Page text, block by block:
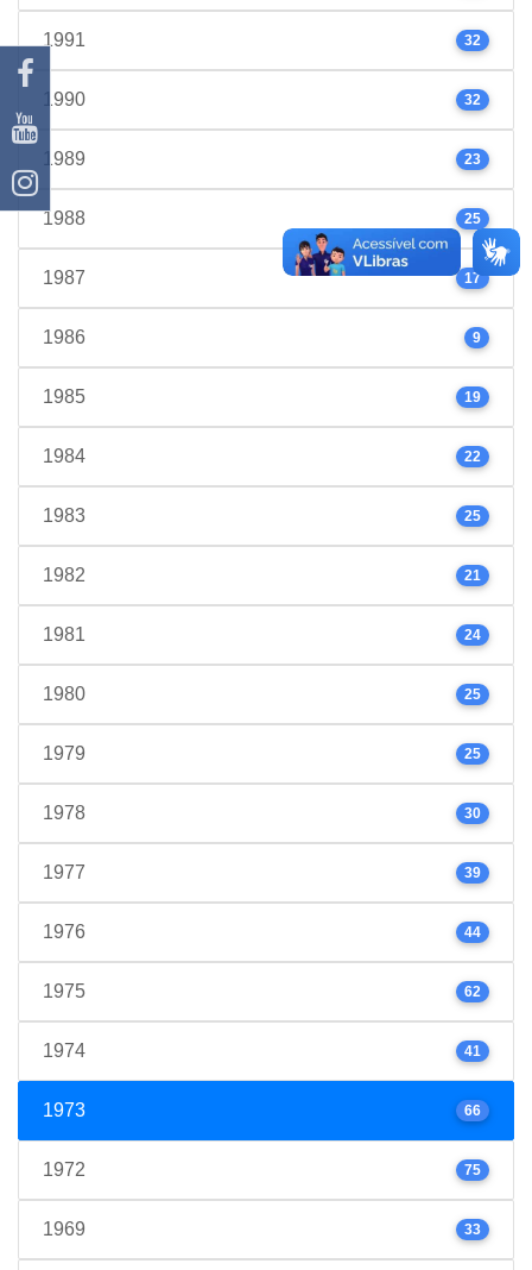
1991 32
1990 32
1989 23
1988 25
1987 17
1986 9
1985 19
1984 22
1983 25
1982 21
1981 24
1980 25
1979 25
1978 30
1977 39
1976 44
1975 62
1974 41
1973 66
1972 75
1969 33